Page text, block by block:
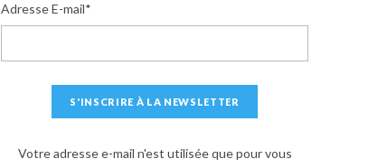
Adresse E-mail*
Votre adresse e-mail n'est utilisée que pour vous